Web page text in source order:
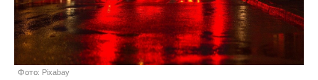
Фото: Pixabay